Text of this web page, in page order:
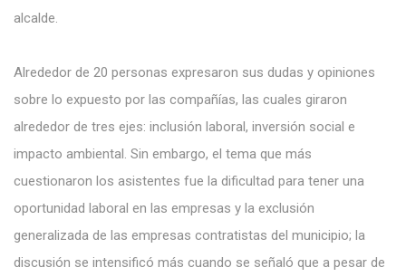
alcalde.
Alrededor de 20 personas expresaron sus dudas y opiniones
sobre lo expuesto por las compañías, las cuales giraron
alrededor de tres ejes: inclusión laboral, inversión social e
impacto ambiental. Sin embargo, el tema que más
cuestionaron los asistentes fue la dificultad para tener una
oportunidad laboral en las empresas y la exclusión
generalizada de las empresas contratistas del municipio; la
discusión se intensificó más cuando se señaló que a pesar de